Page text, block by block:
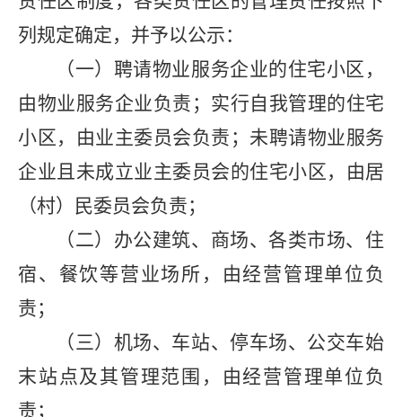
列规定确定，并予以公示：
（一）聘请物业服务企业的住宅小区，
由物业服务企业负责；实行自我管理的住宅
小区，由业主委员会负责；未聘请物业服务
企业且未成立业主委员会的住宅小区，由居
（村）民委员会负责；
（二）办公建筑、商场、各类市场、住
宿、餐饮等营业场所，由经营管理单位负
责；
（三）机场、车站、停车场、公交车始
末站点及其管理范围，由经营管理单位负
责；